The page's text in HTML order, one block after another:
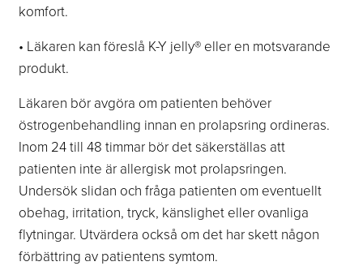
komfort.
• Läkaren kan föreslå K-Y jelly® eller en motsvarande
produkt.
Läkaren bör avgöra om patienten behöver
östrogenbehandling innan en prolapsring ordineras.
Inom 24 till 48 timmar bör det säkerställas att
patienten inte är allergisk mot prolapsringen.
Undersök slidan och fråga patienten om eventuellt
obehag, irritation, tryck, känslighet eller ovanliga
flytningar. Utvärdera också om det har skett någon
förbättring av patientens symtom.